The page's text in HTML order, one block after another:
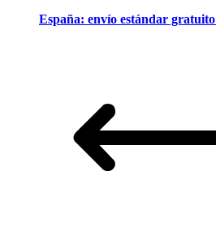
España: envío estándar gratuito